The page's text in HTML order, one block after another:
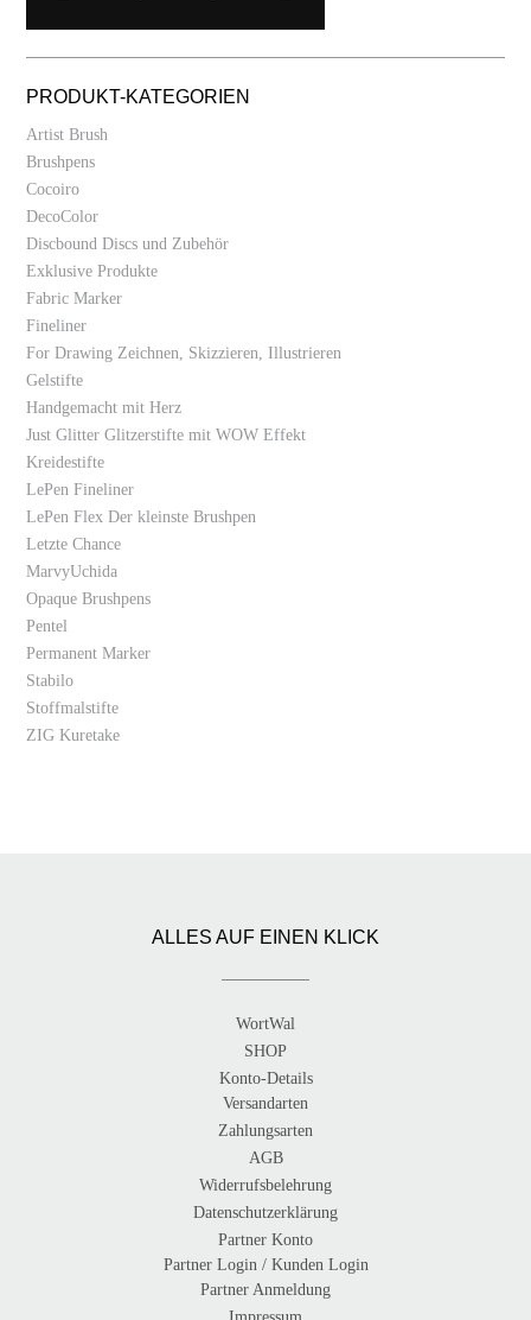
PRODUKT-KATEGORIEN
Artist Brush
Brushpens
Cocoiro
DecoColor
Discbound Discs und Zubehör
Exklusive Produkte
Fabric Marker
Fineliner
For Drawing Zeichnen, Skizzieren, Illustrieren
Gelstifte
Handgemacht mit Herz
Just Glitter Glitzerstifte mit WOW Effekt
Kreidestifte
LePen Fineliner
LePen Flex Der kleinste Brushpen
Letzte Chance
MarvyUchida
Opaque Brushpens
Pentel
Permanent Marker
Stabilo
Stoffmalstifte
ZIG Kuretake
ALLES AUF EINEN KLICK
WortWal
SHOP
Konto-Details
Versandarten
Zahlungsarten
AGB
Widerrufsbelehrung
Datenschutzerklärung
Partner Konto
Partner Login / Kunden Login
Partner Anmeldung